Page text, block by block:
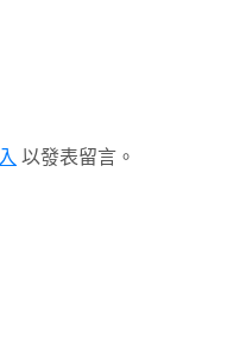
以發表留言。